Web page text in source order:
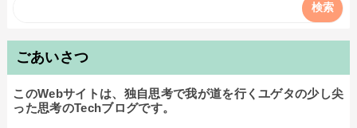
ごあいさつ
このWebサイトは、独自思考で我が道を行くユゲタの少し尖
った思考のTechブログです。